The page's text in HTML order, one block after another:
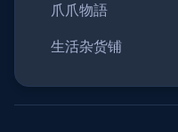
爪爪物語
生活杂货铺